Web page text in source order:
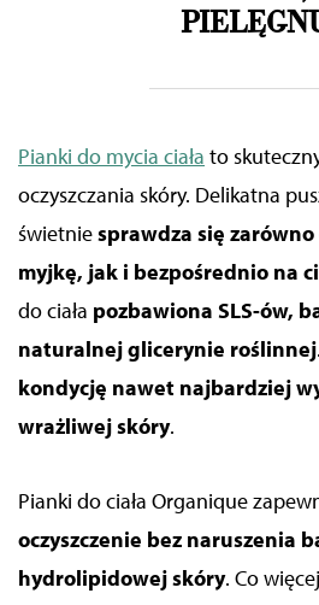
Pianki do mycia ciała to
oczyszczania skóry. Delikatna
świetniesprawdza się zarówno
myjkę, jak i bezpośrednio na
do ciała pozbawiona SLS-ów,
naturalnej glicerynie roślinnej
kondycję nawet najbardziej
wrażliwej skóry.
Pianki do ciała Organique
oczyszczenie bez naruszenia
hydrolipidowej skóry. Co